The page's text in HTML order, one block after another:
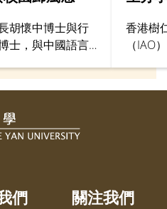
胡懷中博士與行
士，與中國語言
的師生代表茶
人工智能（AI）
戰、大學國際化
香港樹
（IAO
社會工
們 關注我們